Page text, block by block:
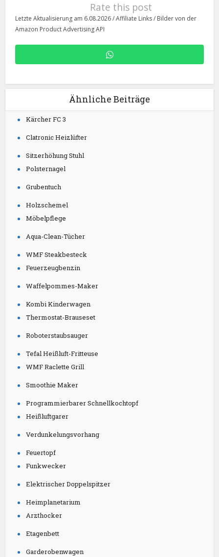
Rate this post
Letzte Aktualisierung am 6.08.2026 / Affiliate Links / Bilder von der
Amazon Product Advertising API
Ähnliche Beiträge
Kärcher FC 3
Clatronic Heizlüfter
Sitzerhöhung Stuhl
Polsternagel
Grubentuch
Holzschemel
Möbelpflege
Aqua-Clean-Tücher
WMF Steakbesteck
Feuerzeugbenzin
Waffelpommes-Maker
Kombi Kinderwagen
Thermostat-Brauseset
Roboterstaubsauger
Tefal Heißluft-Fritteuse
WMF Raclette Grill
Smoothie Maker
Programmierbarer Schnellkochtopf
Heißluftgarer
Verdunkelungsvorhang
Feuertopf
Funkwecker
Elektrischer Doppelspitzer
Heimplanetarium
Arzthocker
Etagenbett
Garderobenwagen